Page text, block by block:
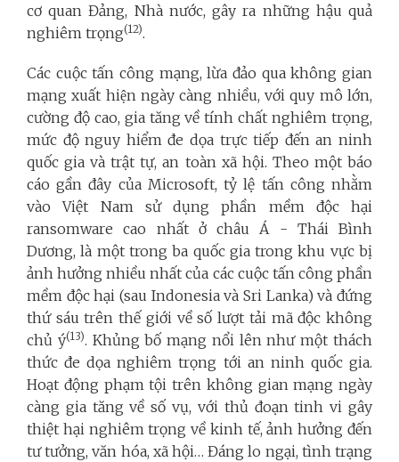
cơ quan Đảng, Nhà nước, gây ra những hậu quả
nghiêm trọng(12).
Các cuộc tấn công mạng, lừa đảo qua không gian
mạng xuất hiện ngày càng nhiều, với quy mô lớn,
cường độ cao, gia tăng về tính chất nghiêm trọng,
mức độ nguy hiểm đe dọa trực tiếp đến an ninh
quốc gia và trật tự, an toàn xã hội. Theo một báo
cáo gần đây của Microsoft, tỷ lệ tấn công nhằm
vào Việt Nam sử dụng phần mềm độc hại
ransomware cao nhất ở châu Á - Thái Bình
Dương, là một trong ba quốc gia trong khu vực bị
ảnh hưởng nhiều nhất của các cuộc tấn công phần
mềm độc hại (sau Indonesia và Sri Lanka) và đứng
thứ sáu trên thế giới về số lượt tải mã độc không
chủ ý(13). Khủng bố mạng nổi lên như một thách
thức đe dọa nghiêm trọng tới an ninh quốc gia.
Hoạt động phạm tội trên không gian mạng ngày
càng gia tăng về số vụ, với thủ đoạn tinh vi gây
thiệt hại nghiêm trọng về kinh tế, ảnh hưởng đến
tư tưởng, văn hóa, xã hội… Đáng lo ngại, tình trạng